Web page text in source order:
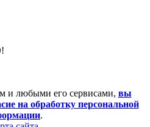
и любыми его сервисами, вы
на обработку персональной
.